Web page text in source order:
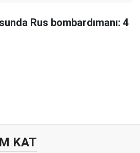
Rus bombardımanı: 4
KAT